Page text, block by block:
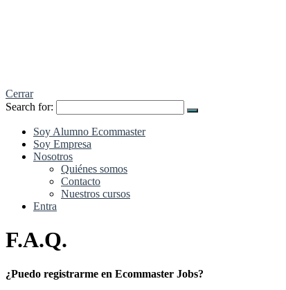
Cerrar
Search for:
Soy Alumno Ecommaster
Soy Empresa
Nosotros
Quiénes somos
Contacto
Nuestros cursos
Entra
F.A.Q.
¿Puedo registrarme en Ecommaster Jobs?